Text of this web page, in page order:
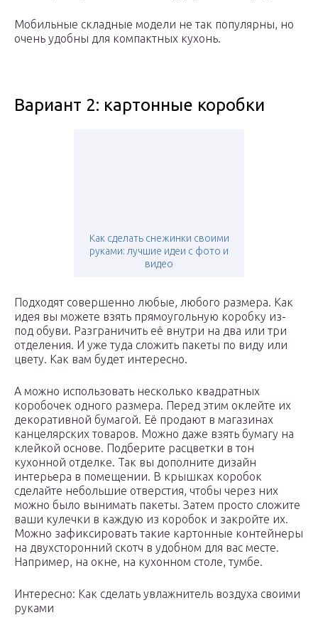
Мобильные складные модели не так популярны, но
очень удобны для компактных кухонь.
Вариант 2: картонные коробки
Как сделать снежинки своими
руками: лучшие идеи с фото и
видео
Подходят совершенно любые, любого размера. Как
идея вы можете взять прямоугольную коробку из-
под обуви. Разграничить её внутри на два или три
отделения. И уже туда сложить пакеты по виду или
цвету. Как вам будет интересно.
А можно использовать несколько квадратных
коробочек одного размера. Перед этим оклейте их
декоративной бумагой. Её продают в магазинах
канцелярских товаров. Можно даже взять бумагу на
клейкой основе. Подберите расцветки в тон
кухонной отделке. Так вы дополните дизайн
интерьера в помещении. В крышках коробок
сделайте небольшие отверстия, чтобы через них
можно было вынимать пакеты. Затем просто сложите
ваши кулечки в каждую из коробок и закройте их.
Можно зафиксировать такие картонные контейнеры
на двухсторонний скотч в удобном для вас месте.
Например, на окне, на кухонном столе, тумбе.
Интересно: Как сделать увлажнитель воздуха своими
руками